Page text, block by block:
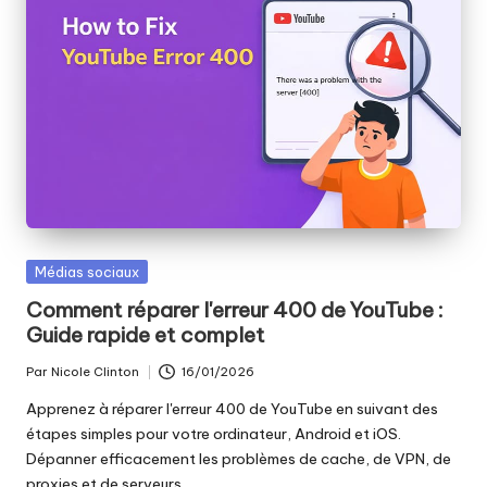
Publié
Médias sociaux
Comment réparer l'erreur 400 de YouTube :
Guide rapide et complet
par
Par Nicole Clinton 16/01/2026
Apprenez à réparer l'erreur 400 de YouTube en suivant des
étapes simples pour votre ordinateur, Android et iOS.
Dépanner efficacement les problèmes de cache, de VPN, de